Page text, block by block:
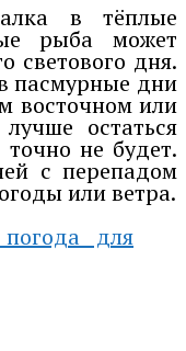
в тёплые
рыба может
светового дня.
пасмурные дни
восточном или
остаться
не будет.
с перепадом
или ветра.
для